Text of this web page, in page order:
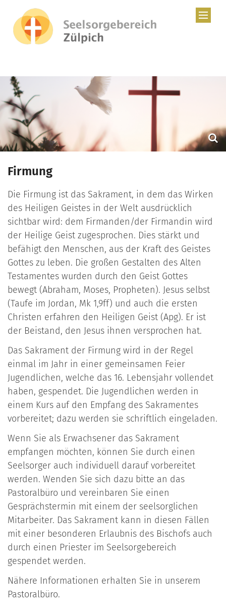
Zum Inhalt springen
Firmung
Die Firmung ist das Sakrament, in dem das Wirken
des Heiligen Geistes in der Welt ausdrücklich
sichtbar wird: dem Firmanden/der Firmandin wird
der Heilige Geist zugesprochen. Dies stärkt und
befähigt den Menschen, aus der Kraft des Geistes
Gottes zu leben. Die großen Gestalten des Alten
Testamentes wurden durch den Geist Gottes
bewegt (Abraham, Moses, Propheten). Jesus selbst
(Taufe im Jordan, Mk 1,9ff) und auch die ersten
Christen erfahren den Heiligen Geist (Apg). Er ist
der Beistand, den Jesus ihnen versprochen hat.
Das Sakrament der Firmung wird in der Regel
einmal im Jahr in einer gemeinsamen Feier
Jugendlichen, welche das 16. Lebensjahr vollendet
haben, gespendet. Die Jugendlichen werden in
einem Kurs auf den Empfang des Sakramentes
vorbereitet; dazu werden sie schriftlich eingeladen.
Wenn Sie als Erwachsener das Sakrament
empfangen möchten, können Sie durch einen
Seelsorger auch individuell darauf vorbereitet
werden. Wenden Sie sich dazu bitte an das
Pastoralbüro und vereinbaren Sie einen
Gesprächstermin mit einem der seelsorglichen
Mitarbeiter. Das Sakrament kann in diesen Fällen
mit einer besonderen Erlaubnis des Bischofs auch
durch einen Priester im Seelsorgebereich
gespendet werden.
Nähere Informationen erhalten Sie in unserem
Pastoralbüro.